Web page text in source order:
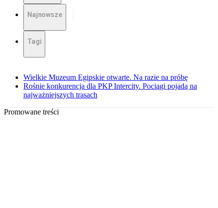
Najnowsze
Tagi
Wielkie Muzeum Egipskie otwarte. Na razie na próbę
Rośnie konkurencja dla PKP Intercity. Pociągi pojadą na
najważniejszych trasach
Promowane treści